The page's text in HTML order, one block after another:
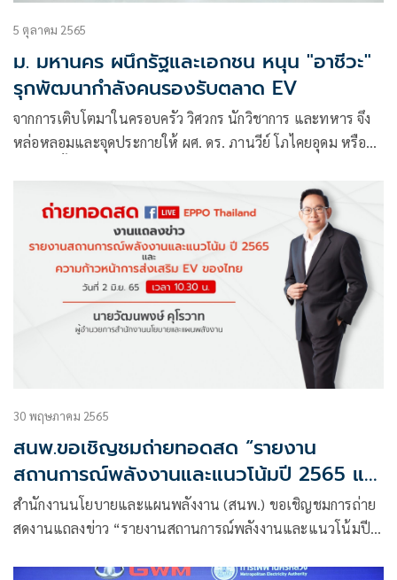
5 ตุลาคม 2565
ม. มหานคร ผนึกรัฐและเอกชน หนุน "อาชีวะ"
รุกพัฒนากำลังคนรองรับตลาด EV
จากการเติบโตมาในครอบครัว วิศวกร นักวิชาการ และทหาร จึง
หล่อหลอมและจุดประกายให้ ผศ. ดร. ภานวีย์ โภไคยอุดม หรือ
30 พฤษภาคม 2565
สนพ.ขอเชิญชมถ่ายทอดสด “รายงาน
สถานการณ์พลังงานและแนวโน้มปี 2565 และ
ความก้าวหน้าการส่งเสริม EV ของไทย”
สำนักงานนโยบายและแผนพลังงาน (สนพ.) ขอเชิญชมการถ่าย
สดงานแถลงข่าว “รายงานสถานการณ์พลังงานและแนวโน้มปี